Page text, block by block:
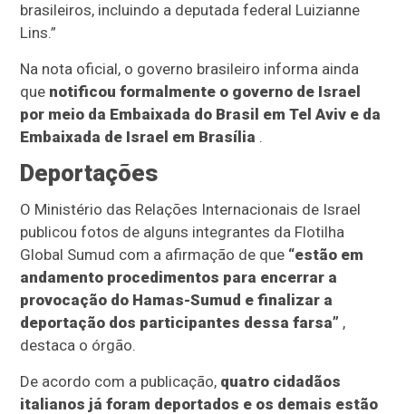
brasileiros, incluindo a deputada federal Luizianne
Lins.”
Na nota oficial, o governo brasileiro informa ainda
que notificou formalmente o governo de Israel
por meio da Embaixada do Brasil em Tel Aviv e da
Embaixada de Israel em Brasília .
Deportações
O Ministério das Relações Internacionais de Israel
publicou fotos de alguns integrantes da Flotilha
Global Sumud com a afirmação de que “estão em
andamento procedimentos para encerrar a
provocação do Hamas-Sumud e finalizar a
deportação dos participantes dessa farsa” ,
destaca o órgão.
De acordo com a publicação, quatro cidadãos
italianos já foram deportados e os demais estão